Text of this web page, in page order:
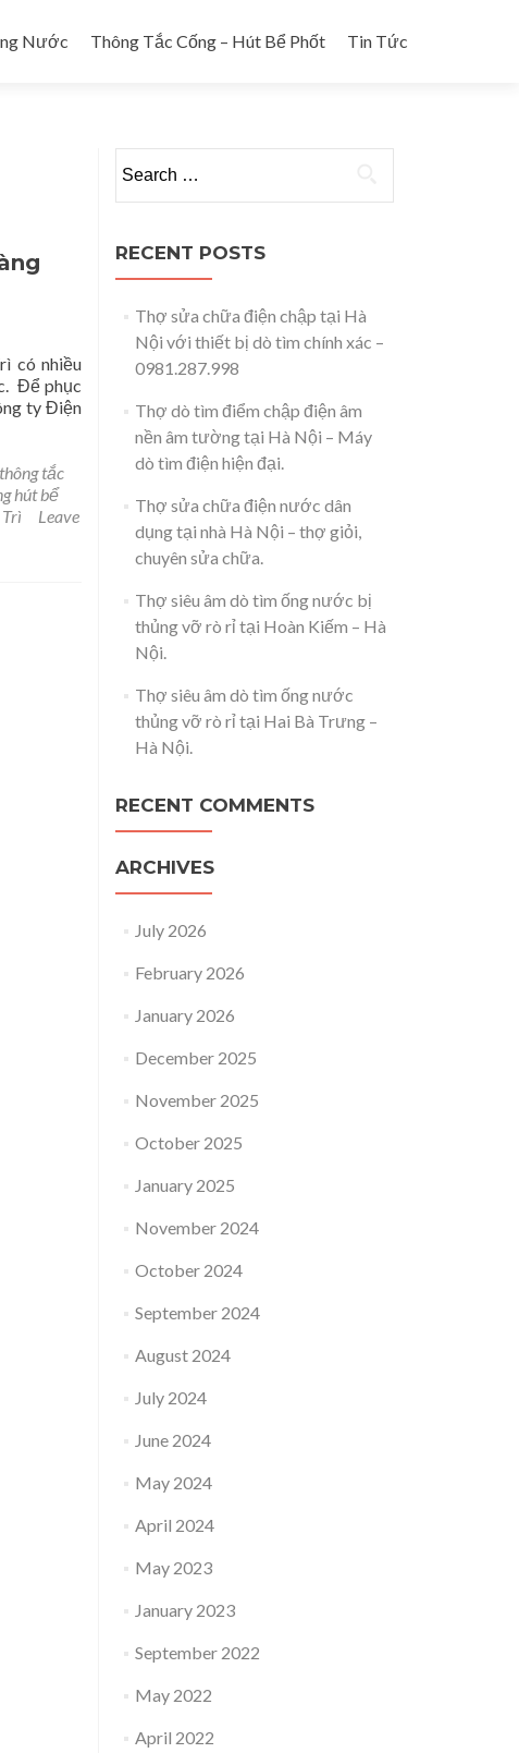
Nước Thông Tắc Cống – Hút Bể Phốt Tin Tức
có nhiều
Để phục
ty Điện
tắc
hút bể
Leave
RECENT POSTS
Thợ sửa chữa điện chập tại Hà
Nội với thiết bị dò tìm chính xác –
0981.287.998
Thợ dò tìm điểm chập điện âm
nền âm tường tại Hà Nội – Máy
dò tìm điện hiện đại.
Thợ sửa chữa điện nước dân
dụng tại nhà Hà Nội – thợ giỏi,
chuyên sửa chữa.
Thợ siêu âm dò tìm ống nước bị
thủng vỡ rò rỉ tại Hoàn Kiếm – Hà
Nội.
Thợ siêu âm dò tìm ống nước
thủng vỡ rò rỉ tại Hai Bà Trưng –
Hà Nội.
RECENT COMMENTS
ARCHIVES
July 2026
February 2026
January 2026
December 2025
November 2025
October 2025
January 2025
November 2024
October 2024
September 2024
August 2024
July 2024
June 2024
May 2024
April 2024
May 2023
January 2023
September 2022
May 2022
April 2022